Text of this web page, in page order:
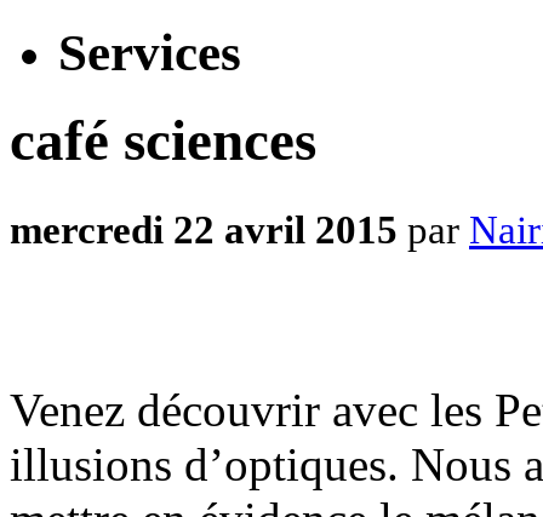
Services
café sciences
mercredi 22 avril 2015 par
Venez découvrir avec les
illusions d’optiques. Nous